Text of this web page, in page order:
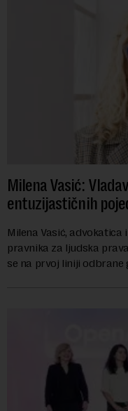
Milena Vasić:
entuzijastičnih
Milena Vasić,
pravnika za ljudska
se na prvoj liniji odbrane